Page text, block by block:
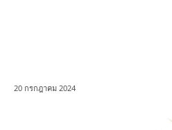
20 กรกฎาคม 2024